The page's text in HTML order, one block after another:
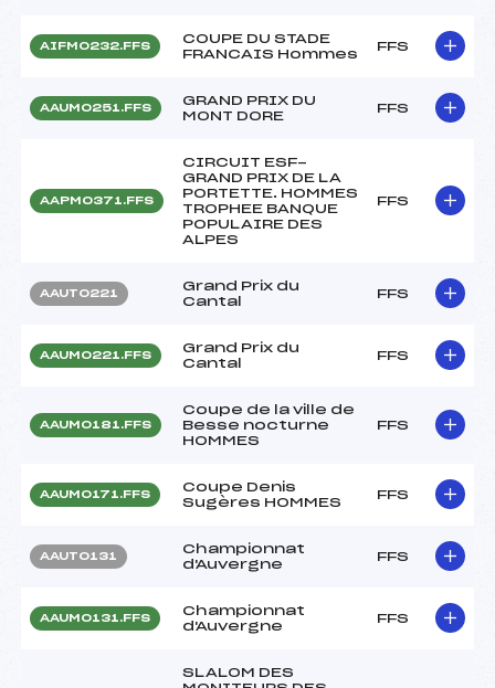
AIFM0232.FFS
COUPE DU STADE
FRANCAIS Hommes
FFS
AAUM0251.FFS
GRAND PRIX DU
MONT DORE
FFS
AAPM0371.FFS
CIRCUIT ESF-
GRAND PRIX DE LA
PORTETTE. HOMMES
TROPHEE BANQUE
POPULAIRE DES
ALPES
FFS
AAUT0221
Grand Prix du
Cantal
FFS
AAUM0221.FFS
Grand Prix du
Cantal
FFS
AAUM0181.FFS
Coupe de la ville de
Besse nocturne
HOMMES
FFS
AAUM0171.FFS
Coupe Denis
Sugères HOMMES
FFS
AAUT0131
Championnat
d'Auvergne
FFS
AAUM0131.FFS
Championnat
d'Auvergne
FFS
SLALOM DES